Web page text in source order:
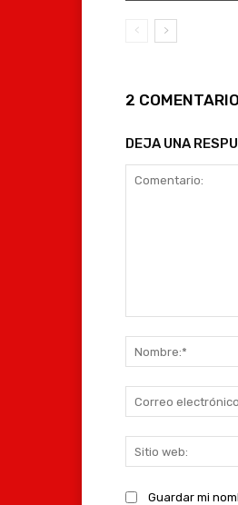
2
DEJA UNA
Guardar mi